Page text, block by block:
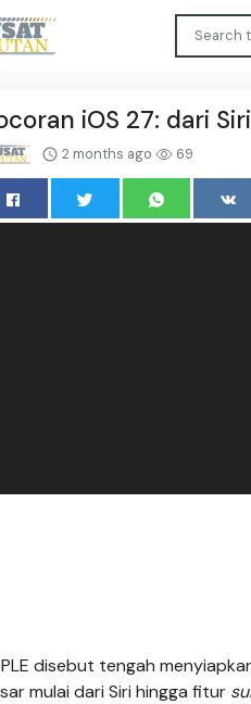
iOS 27: dari
2 months ago 69
disebut tengah
mulai dari Siri hingga fitur